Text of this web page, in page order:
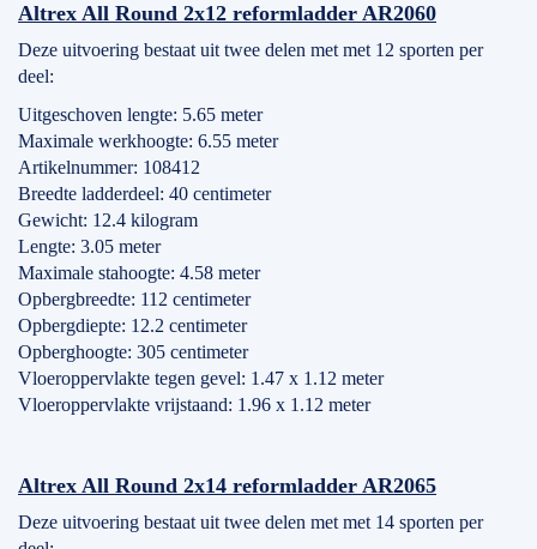
Altrex All Round 2x12 reformladder AR2060
Deze uitvoering bestaat uit twee delen met met 12 sporten per
deel:
Uitgeschoven lengte: 5.65 meter
Maximale werkhoogte: 6.55 meter
Artikelnummer: 108412
Breedte ladderdeel: 40 centimeter
Gewicht: 12.4 kilogram
Lengte: 3.05 meter
Maximale stahoogte: 4.58 meter
Opbergbreedte: 112 centimeter
Opbergdiepte: 12.2 centimeter
Opberghoogte: 305 centimeter
Vloeroppervlakte tegen gevel: 1.47 x 1.12 meter
Vloeroppervlakte vrijstaand: 1.96 x 1.12 meter
Altrex All Round 2x14 reformladder AR2065
Deze uitvoering bestaat uit twee delen met met 14 sporten per